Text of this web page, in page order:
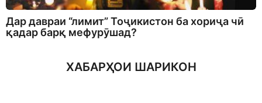
Дар давраи “лимит” Тоҷикистон ба хориҷа чӣ
қадар барқ мефурӯшад?
ХАБАРҲОИ ШАРИКОН